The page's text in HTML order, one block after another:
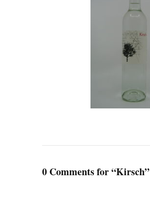
0 Comments for “Kirsch”